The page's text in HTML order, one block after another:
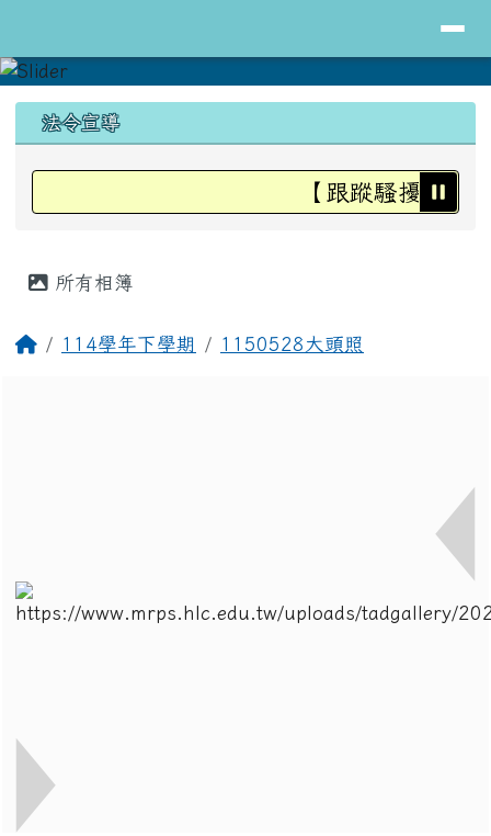
上中區域內容
法令宣導
【跟蹤騷擾防治
所有相簿
回首頁114學年下學期 1150528大頭照
頁尾區域